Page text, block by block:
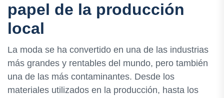
papel de la producción
local
La moda se ha convertido en una de las industrias
más grandes y rentables del mundo, pero también
una de las más contaminantes. Desde los
materiales utilizados en la producción, hasta los